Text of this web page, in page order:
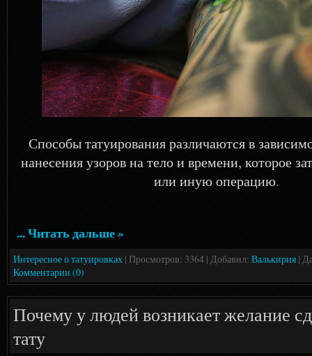
Способы татуирования различаются в
нанесения узоров на тело и времени, которое
или иную операцию.
... Читать дальше »
Интересное о татуировках | Просмотров: 3364 | Добавил: Валькирия |
Комментарии (0)
Почему у людей возникает желание
тату